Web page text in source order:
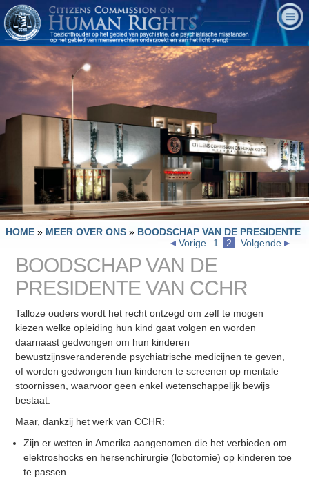
HOME » MEER OVER ONS » BOODSCHAP VAN DE PRESIDENTE
Volgende
1 2
Vorige
BOODSCHAP VAN DE
PRESIDENTE VAN CCHR
Talloze ouders wordt het recht ontzegd om zelf te mogen
kiezen welke opleiding hun kind gaat volgen en worden
daarnaast gedwongen om hun kinderen
bewustzijnsveranderende psychiatrische medicijnen te geven,
of worden gedwongen hun kinderen te screenen op mentale
stoornissen, waarvoor geen enkel wetenschappelijk bewijs
bestaat.
Maar, dankzij het werk van CCHR:
Zijn er wetten in Amerika aangenomen die het verbieden om
elektroshocks en hersenchirurgie (lobotomie) op kinderen toe
te passen.